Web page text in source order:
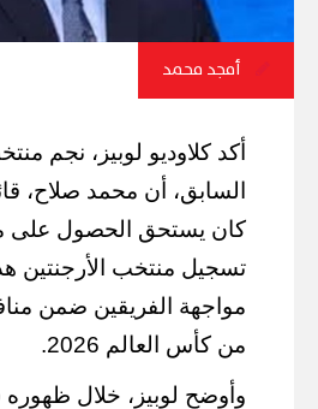
أمجد محمد
أكد كلاوديو لوبيز، نجم
السابق، أن محمد صلاح،
كان يستحق الحصول على
تسجيل منتخب الأرجنتين
من كأس العالم 2026.
وأوضح لوبيز، خلال ظهوره